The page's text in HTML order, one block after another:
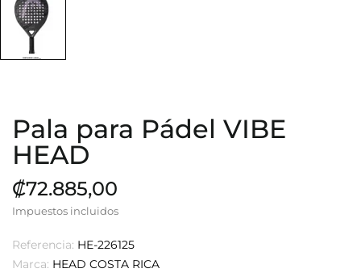
Pala para Pádel VIBE
HEAD
₡72.885,00
Impuestos incluidos
Referencia: HE-226125
Marca: HEAD COSTA RICA